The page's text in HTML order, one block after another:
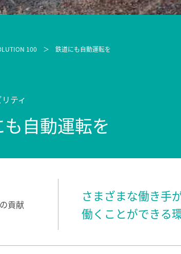
100 ＞ 鉄道にも自動運転を
ティ
自動運転を
貢献
さまざまな働き手
働くことができる